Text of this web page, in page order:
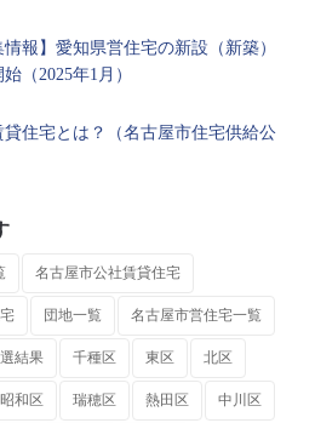
情報】愛知県営住宅の新設（新築）
（2025年1月）
貸住宅とは？（名古屋市住宅供給公
名古屋市公社賃貸住宅
団地一覧 名古屋市営住宅一覧
結果 千種区 東区 北区
昭和区 瑞穂区 熱田区 中川区